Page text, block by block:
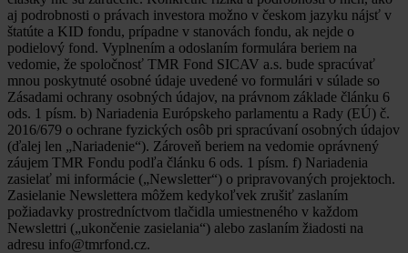
aj podrobnosti o právach investora možno v českom jazyku nájsť v
štatúte a KID fondu, prípadne v stanovách fondu, ak nejde o
podielový fond. Vyplnením a odoslaním formulára beriem na
vedomie, že spoločnosť TMR Fond SICAV a.s. bude spracúvať
mnou poskytnuté osobné údaje uvedené vo formulári v súlade so
Zásadami ochrany osobných údajov, na právnom základe článku 6
ods. 1 písm. b) Nariadenia Európskeho parlamentu a Rady (EÚ) č.
2016/679 o ochrane fyzických osôb pri spracúvaní osobných údajov
(ďalej len „Nariadenie“). Zároveň beriem na vedomie oprávnený
záujem TMR Fondu podľa článku 6 ods. 1 písm. f) Nariadenia
zasielať mi informácie („Newsletter“) o pripravovaných projektoch.
Zasielanie Newslettera môžem kedykoľvek zrušiť zaslaním
požiadavky prostredníctvom tlačidla umiestneného v každom
Newslettri („ukončenie zasielania“) alebo zaslaním žiadosti na
adresu info@tmrfond.cz.